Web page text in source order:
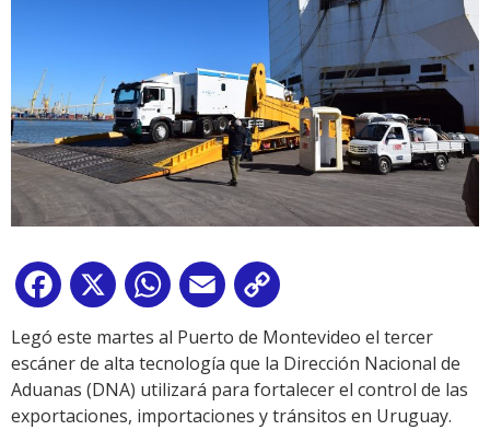
Facebook
X WhatsApp
Email
Link
Legó este martes al Puerto de Montevideo el tercer
escáner de alta tecnología que la Dirección Nacional de
Aduanas (DNA) utilizará para fortalecer el control de las
exportaciones, importaciones y tránsitos en Uruguay.